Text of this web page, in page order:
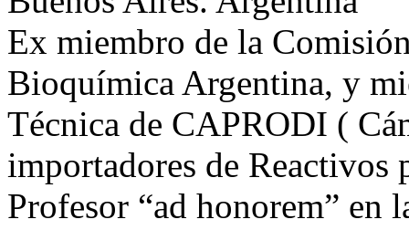
Ex miembro de la
Bioquímica Argentina, y
Técnica de CAPRODI (
importadores de Reactivos
Profesor “ad honorem” en